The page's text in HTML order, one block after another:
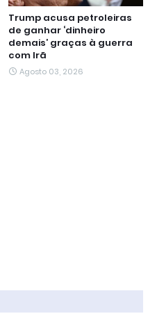
Trump acusa petroleiras
de ganhar ‘dinheiro
demais’ graças à guerra
com Irã
Agosto 03, 2026